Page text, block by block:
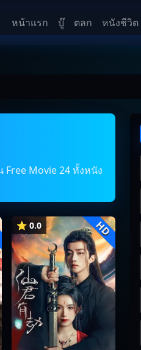
หน้าแรก บู๊ ตลก หนังชีวิต
Free Movie 24 ทั้งหนัง
⭐ 0.0 HD